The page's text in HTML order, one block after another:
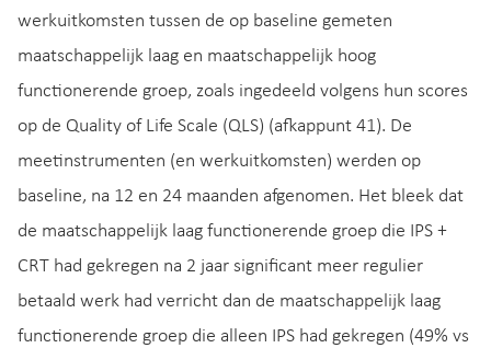
werkuitkomsten tussen de op baseline gemeten
maatschappelijk laag en maatschappelijk hoog
functionerende groep, zoals ingedeeld volgens hun scores
op de Quality of Life Scale (QLS) (afkappunt 41). De
meetinstrumenten (en werkuitkomsten) werden op
baseline, na 12 en 24 maanden afgenomen. Het bleek dat
de maatschappelijk laag functionerende groep die IPS +
CRT had gekregen na 2 jaar significant meer regulier
betaald werk had verricht dan de maatschappelijk laag
functionerende groep die alleen IPS had gekregen (49% vs